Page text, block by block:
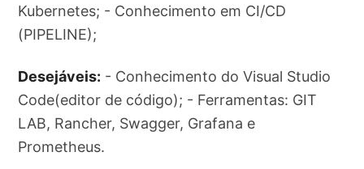
Kubernetes; - Conhecimento em CI/CD
(PIPELINE);
Desejáveis: - Conhecimento do Visual Studio
Code(editor de código); - Ferramentas: GIT
LAB, Rancher, Swagger, Grafana e
Prometheus.